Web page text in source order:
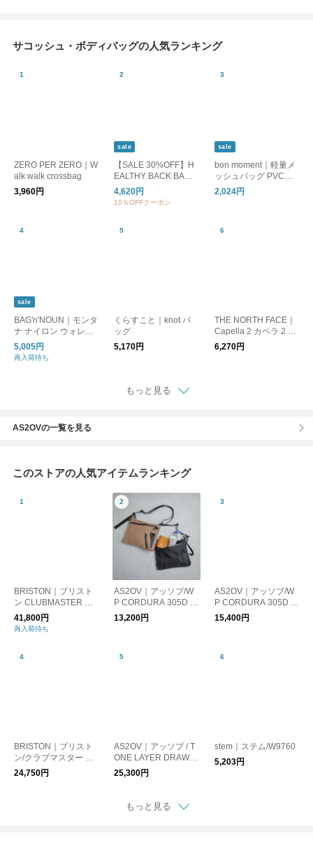
サコッシュ・ボディバッグの人気ランキング
ZERO PER ZERO｜W
alk walk crossbag
3,960円
sale
【SALE 30%OFF】H
EALTHY BACK BAG
テクスチャードナイロ
ン ラージバッグレッ
4,620円
10％OFFクーポン
sale
bon moment｜軽量メ
ッシュバッグ PVCポ
ーチ付 ／ 夏バッグ
2,024円
sale
BAG'n'NOUN｜モンタ
ナ ナイロン ウォレッ
トポーチ TRIO MONT
ANA/M 70021054
5,005円
再入荷待ち
くらすこと｜knot バ
ッグ
5,170円
THE NORTH FACE｜
Capella 2 カペラ 2 シ
ョルダー サコッシュ
ポシェット nm72354
6,270円
もっと見る
AS2OVの一覧を見る
このストアの人気アイテムランキング
BRISTON｜ブリスト
ン CLUBMASTER CL
ASSIC CHRONOGRA
PH 腕時計
41,800円
再入荷待ち
AS2OV｜アッソブ/W
P CORDURA 305D S
ACOSHE 防水 ショル
ダーバッグ サコッシ
13,200円
AS2OV｜アッソブ/W
P CORDURA 305D F
ANNY PACK 防水 シ
ョルダーバッグ サコ
15,400円
BRISTON｜ブリスト
ン/クラブマスター エ
レガントアセテート
シルバー 腕時計
24,750円
AS2OV｜アッソブ / T
ONE LAYER DRAWS
TRING SHOULDER /
巾着ショルダー サコ
25,300円
stem｜ステム/W9760
5,203円
もっと見る